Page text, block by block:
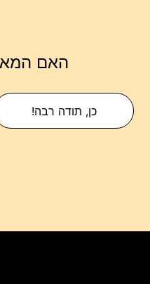
האם
כן, תודה רבה!